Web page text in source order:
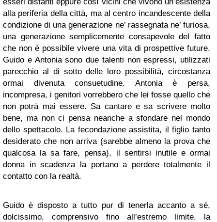
alla periferia della città, ma al centro incandescente della
condizione di una generazione ne’ rassegnata ne’ furiosa,
una generazione semplicemente consapevole del fatto
che non è possibile vivere una vita di prospettive future.
Guido e Antonia sono due talenti non espressi, utilizzati
parecchio al di sotto delle loro possibilità, circostanza
ormai divenuta consuetudine. Antonia è persa,
incompresa, i genitori vorrebbero che lei fosse quello che
non potrà mai essere. Sa cantare e sa scrivere molto
bene, ma non ci pensa neanche a sfondare nel mondo
dello spettacolo. La fecondazione assistita, il figlio tanto
desiderato che non arriva (sarebbe almeno la prova che
qualcosa la sa fare, pensa), il sentirsi inutile e ormai
donna in scadenza la portano a perdere totalmente il
contatto con la realtà.
Guido è disposto a tutto pur di tenerla accanto a sé,
dolcissimo, comprensivo fino all’estremo limite, la